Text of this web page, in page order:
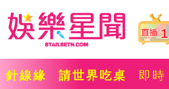
1
針線緣 請世界吃桌 即時